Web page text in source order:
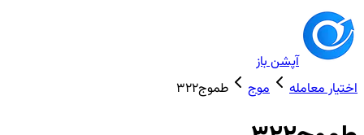
آپشن باز
اختیار معامله
موج طموج322